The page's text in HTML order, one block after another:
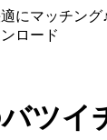
にマッチング
ロード
ツイ